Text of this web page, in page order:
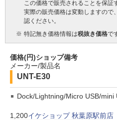
この価格で販売されることを保証
実際の販売価格は変動しますので
認ください。
※ 特記無き価格情報は税抜き価格で
価格(円)ショップ備考
メーカー/製品名
UNT-E30
Dock/Lightning/Micro USB/mini
1,200イケショップ 秋葉原駅前店